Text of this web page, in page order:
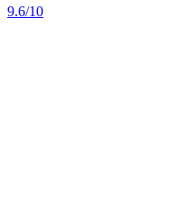
9.6/10